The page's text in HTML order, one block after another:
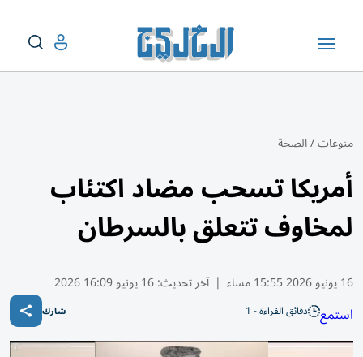
منوعات/الصحة
أمريكا تسحب مضاد اكتئاب
لمخاوف تتعلق بالسرطان
16 يونيو 2026 15:55 مساء | آخر تحديث:16 يونيو 16:09 2026
استمع دقائق القراءة - 1 شارك